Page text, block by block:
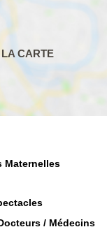
Maternelles
/ Médecins